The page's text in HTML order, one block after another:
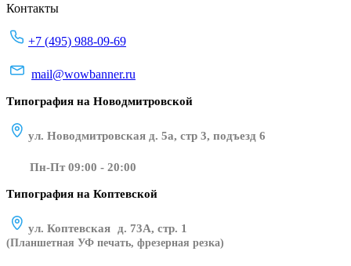
Контакты
+7 (495) 988-09-69
mail@wowbanner.ru
Типография на Новодмитровской
ул. Новодмитровская д. 5а, стр 3, подъезд 6
Пн-Пт 09:00 - 20:00
Типография на Коптевской
ул. Коптевская д. 73А, стр. 1
(Планшетная УФ печать, фрезерная резка)